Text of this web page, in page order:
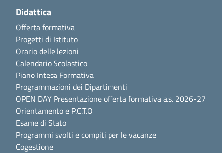
Didattica
Offerta formativa
Progetti di Istituto
Orario delle lezioni
Calendario Scolastico
Piano Intesa Formativa
Programmazioni dei Dipartimenti
OPEN DAY Presentazione offerta formativa a.s. 2026-27
Orientamento e P.C.T.O
Esame di Stato
Programmi svolti e compiti per le vacanze
Cogestione